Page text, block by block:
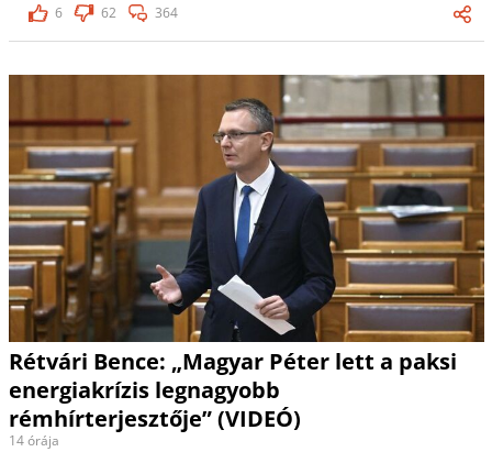
6
62 364
Rétvári Bence: „Magyar Péter lett a paksi
energiakrízis legnagyobb
rémhírterjesztője” (VIDEÓ)
14 órája